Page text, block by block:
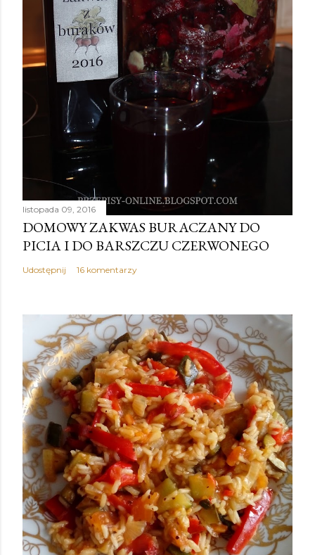
listopada 09, 2016
DOMOWY ZAKWAS BURACZANY DO
PICIA I DO BARSZCZU CZERWONEGO
Udostępnij 16 komentarzy